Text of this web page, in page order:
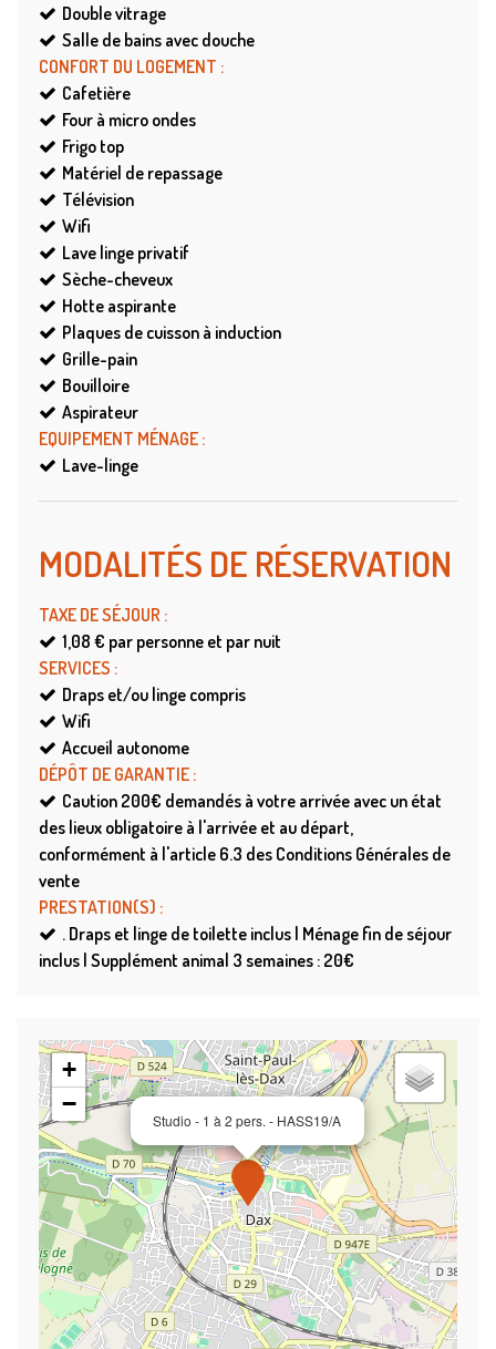
Double vitrage
Salle de bains avec douche
CONFORT DU LOGEMENT :
Cafetière
Four à micro ondes
Frigo top
Matériel de repassage
Télévision
Wifi
Lave linge privatif
Sèche-cheveux
Hotte aspirante
Plaques de cuisson à induction
Grille-pain
Bouilloire
Aspirateur
EQUIPEMENT MÉNAGE :
Lave-linge
MODALITÉS DE RÉSERVATION
TAXE DE SÉJOUR :
1,08 € par personne et par nuit
SERVICES :
Draps et/ou linge compris
Wifi
Accueil autonome
DÉPÔT DE GARANTIE :
Caution 200€ demandés à votre arrivée avec un état
des lieux obligatoire à l'arrivée et au départ,
conformément à l'article 6.3 des Conditions Générales de
vente
PRESTATION(S) :
. Draps et linge de toilette inclus | Ménage fin de séjour
inclus | Supplément animal 3 semaines : 20€
Studio - 1 à 2 pers. - HASS19/A
+
−